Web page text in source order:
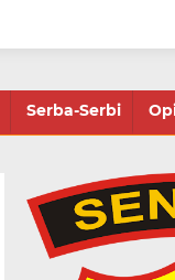
Serba-Serbi